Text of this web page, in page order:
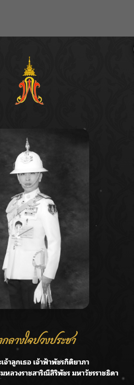
น ติดตามแก้ปัญหาโครงการประตู
นั้นไว้ตอนยังมีชีวิต”
งค์ฯ ติดตามโครงการหุบกะพง–ห้วย
คงน้ำเพชรบุรี